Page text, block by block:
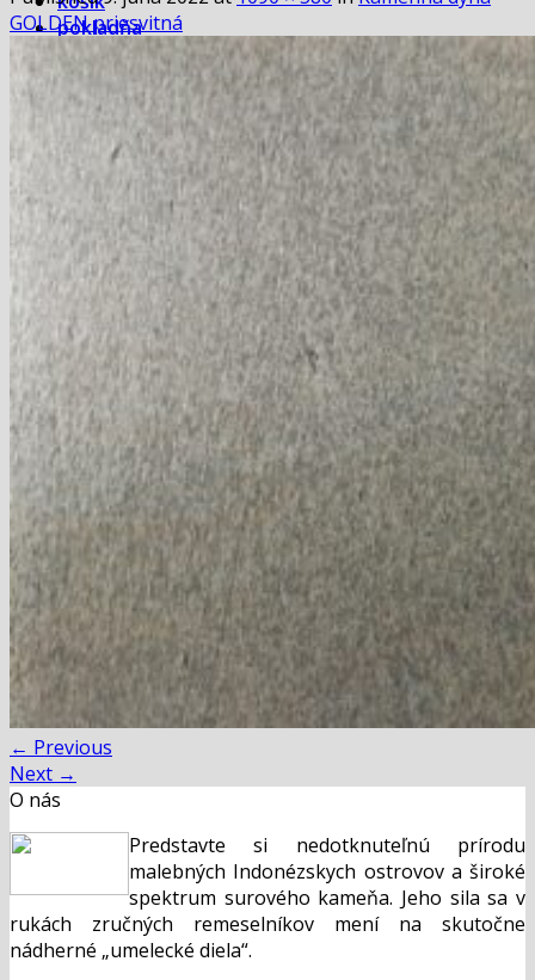
pokladňa
Blog
Hľadať:
Hľadať:
Košík
Žiadne produkty v košíku.
GOLDEN priesvitná
← Previous
Next →
O nás
Predstavte si nedotknuteľnú prírodu
malebných Indonézskych ostrovov a široké
spektrum surového kameňa. Jeho sila sa v
rukách zručných remeselníkov mení na skutočne
nádherné „umelecké diela“.